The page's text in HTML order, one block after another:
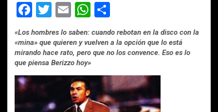
F
a
ce
b
o
o
k
T
wi
tt
er
E
m
ail
W
at
s
A
p
p
o
m
p
ar
tir
«Los hombres lo saben: cuando rebotan en la disco con la
«mina» que quieren y vuelven a la opción que lo está
mirando hace rato, pero que no los convence. Eso es lo
que piensa Berizzo hoy»